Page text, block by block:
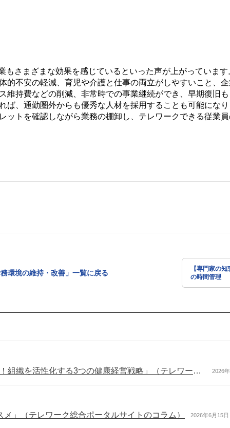
さまざまな効果を感じているといった声が上がっていま
的不安の軽減、育児や介護と仕事の両立がしやすいこと、
維持費などの削減、非常時での事業継続ができ、早期復旧
ば、通勤圏外からも優秀な人材を採用することも可能にな
ットを確認しながら業務の棚卸し、テレワークできる従業
環境の維持・改善」一覧に戻る
【専門家の
の時間管理
「テレワークの隠れたリスク「ボアアウト」を防ぐ！組織を活性化する3つの健康経営戦略」（テレワーク総合ポータルサイトのコラム） 2026
」（テレワーク総合ポータルサイトのコラム） 2026年6月15日